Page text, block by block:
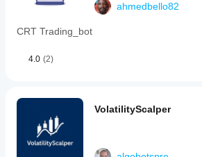
ahmedbello82
CRT Trading_bot
4.0 (2)
VolatilityScalper